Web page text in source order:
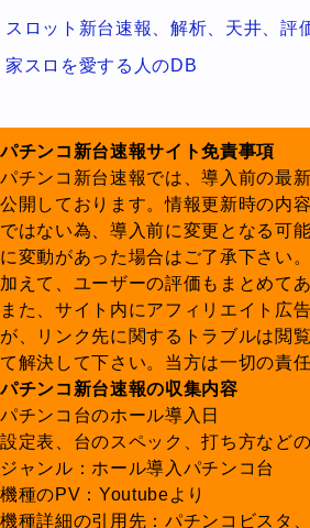
スロット新台速報、解析、天井、評
家スロを愛する人のDB
パチンコ新台速報サイト免責事項
パチンコ新台速報では、導入前の最
公開しております。情報更新時の内
ではない為、導入前に変更となる可
に変動があった場合はご了承下さい
加えて、ユーザーの評価もまとめてあ
また、サイト内にアフィリエイト広
が、リンク先に関するトラブルは閲
て解決して下さい。当方は一切の責
パチンコ新台速報の収集内容
パチンコ台のホール導入日
設定表、台のスペック、打ち方など
ジャンル：ホール導入パチンコ台
機種のPV：Youtubeより
機種詳細の引用先：パチンコビスタ